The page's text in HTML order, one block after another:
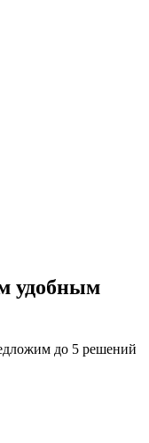
удобным
до 5 решений